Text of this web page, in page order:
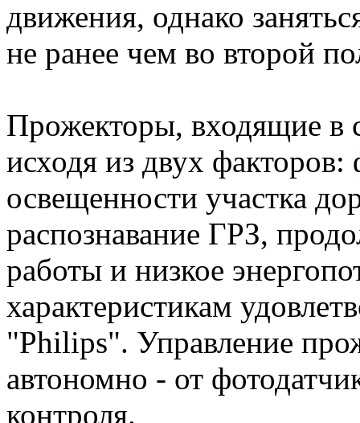
движения, однако
не ранее чем во второй
Прожекторы, входящие в
исходя из двух
освещенности участка
распознавание ГРЗ,
работы и низкое
характеристикам
"Philips". Управление
автономно - от
контроля.